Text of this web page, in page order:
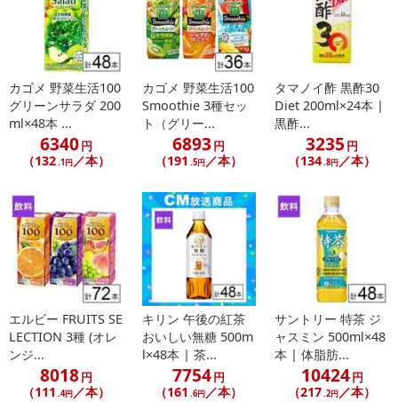
カゴメ 野菜生活100
グリーンサラダ 200
ml×48本 ...
6340円
（132 .1円／本）
カゴメ 野菜生活100
Smoothie 3種セッ
ト（グリー...
6893円
（191 .5円 ／本）
タマノイ酢 黒酢30
Diet 200ml×24本 |
黒酢...
3235 円
（134 .8円 ／本）
エルビー FRUITS SE
LECTION 3種 (オレ
ンジ...
8018円
（111 .4円／本）
キリン 午後の紅茶
おいしい無糖 500m
l×48本 | 茶...
7754円
（161 .6円／本）
サントリー 特茶 ジ
ャスミン 500ml×48
本 | 体脂肪...
10424円
（217.2円／本）